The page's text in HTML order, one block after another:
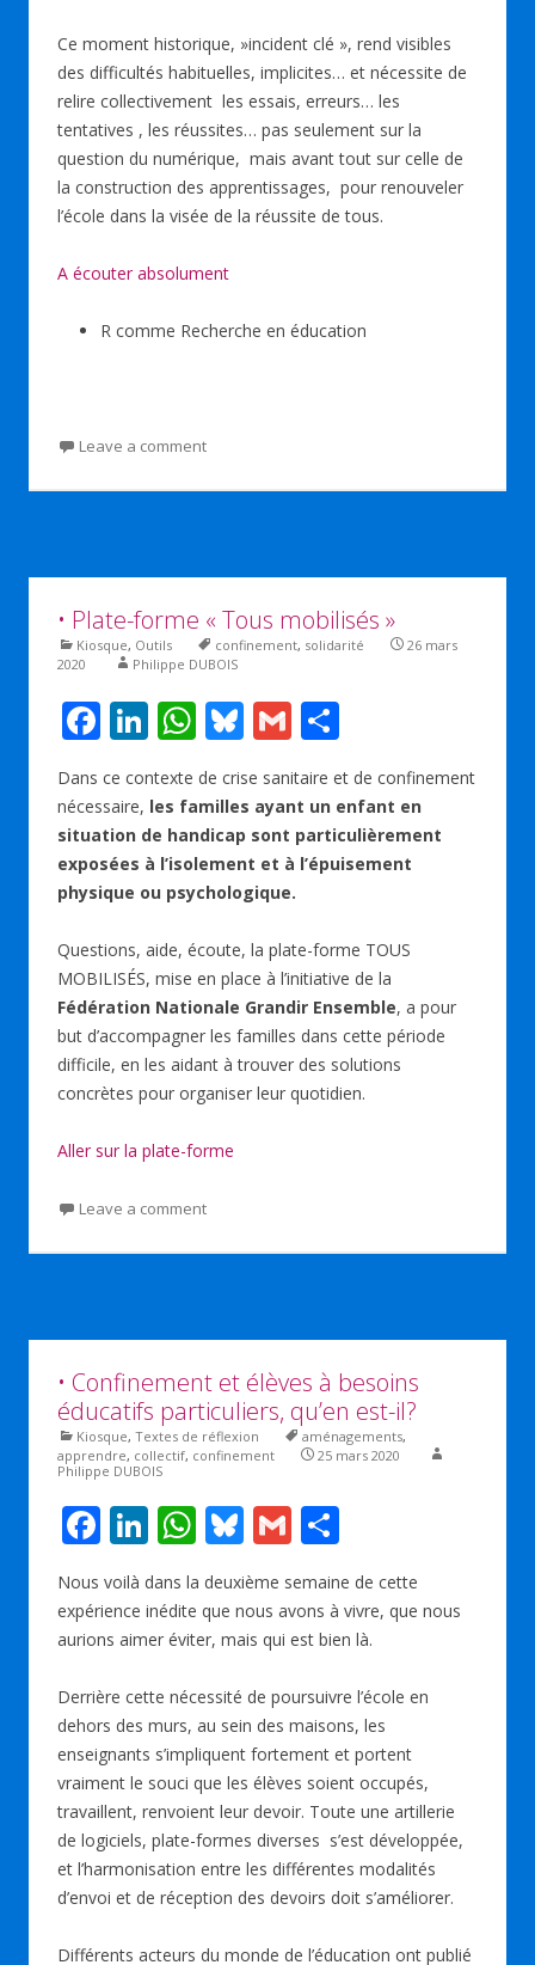
Ce moment historique, »incident clé », rend visibles
des difficultés habituelles, implicites… et nécessite de
relire collectivement les essais, erreurs… les
tentatives , les réussites… pas seulement sur la
question du numérique, mais avant tout sur celle de
la construction des apprentissages, pour renouveler
l’école dans la visée de la réussite de tous.
A écouter absolument
R comme Recherche en éducation
Leave a comment
• Plate-forme « Tous mobilisés »
Kiosque, Outils confinement, solidarité
26 mars
2020
Philippe DUBOIS
F
e
b
o
o
k
Li
n
k
e
dI
n
W
h
at
s
A
p
p
Bl
e
sk
y
G
m
ai
l
ar
ta
g
er
Dans ce contexte de crise sanitaire et de confinement
nécessaire, les familles ayant un enfant en
situation de handicap sont particulièrement
exposées à l’isolement et à l’épuisement
physique ou psychologique.
Questions, aide, écoute, la plate-forme TOUS
MOBILISÉS, mise en place à l’initiative de la
Fédération Nationale Grandir Ensemble, a pour
but d’accompagner les familles dans cette période
difficile, en les aidant à trouver des solutions
concrètes pour organiser leur quotidien.
Aller sur la plate-forme
Leave a comment
• Confinement et élèves à besoins
éducatifs particuliers, qu’en est-il?
Kiosque, Textes de réflexion aménagements,
apprendre, collectif, confinement
25 mars 2020
Philippe DUBOIS
F
ac
e
b
o
o
k
Li
n
k
e
dI
n
W
h
at
s
p
p
Bl
u
e
sk
y
G
ai
l
ar
ta
g
er
Nous voilà dans la deuxième semaine de cette
expérience inédite que nous avons à vivre, que nous
aurions aimer éviter, mais qui est bien là.
Derrière cette nécessité de poursuivre l’école en
dehors des murs, au sein des maisons, les
enseignants s’impliquent fortement et portent
vraiment le souci que les élèves soient occupés,
travaillent, renvoient leur devoir. Toute une artillerie
de logiciels, plate-formes diverses s’est développée,
et l’harmonisation entre les différentes modalités
d’envoi et de réception des devoirs doit s’améliorer.
Différents acteurs du monde de l’éducation ont publié